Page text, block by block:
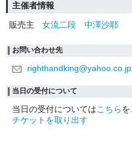
主催者情報
販売主
女流二段 中澤沙耶
お問い合わせ先
righthandking@yahoo.co.jp
当日の受付について
当日の受付についてはこちらを
チケットを取り出す